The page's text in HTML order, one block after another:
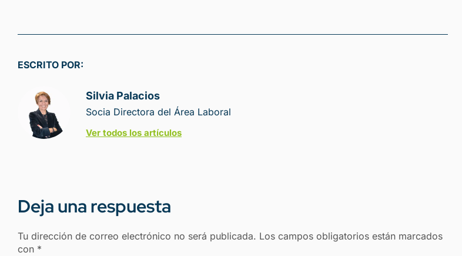
ESCRITO POR:
Silvia Palacios
Socia Directora del Área Laboral
Ver todos los artículos
Deja una respuesta
Tu dirección de correo electrónico no será publicada. Los campos obligatorios están marcados
con *